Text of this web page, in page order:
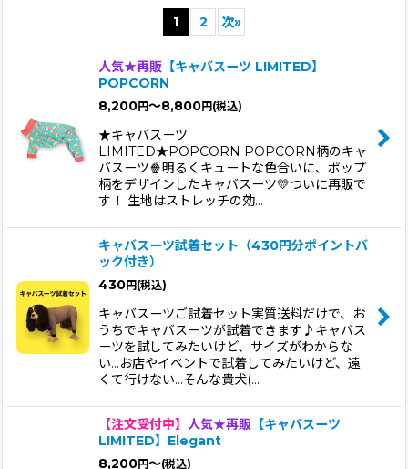
1 2 次»
人気★再販 【キャバスーツ LIMITED】
POPCORN
8,200円～8,800円 (税込)
★キャバスーツ
LIMITED★POPCORN POPCORN柄のキャ
バスーツ🍿明るくキュートな色合いに、ポップ
柄をデザインしたキャバスーツ💛ついに再販で
す！ 生地はストレッチの効…
キャバスーツ試着セット（430円分ポイントバ
ック付き）
430円 (税込)
キャバスーツご試着セット実質送料だけで、お
うちでキャバスーツが試着できます♪キャバス
ーツを試してみたいけど、サイズがわからな
い...お店やイベントで試着してみたいけど、遠
くて行けない...そんな貴犬(…
【注文受付中】 人気★再販 【キャバスーツ
LIMITED】Elegant
8,200円～(税込)